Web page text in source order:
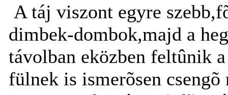
A táj viszont egyre
dimbek-dombok,majd a
távolban eközben feltûnik
fülnek is ismerõsen